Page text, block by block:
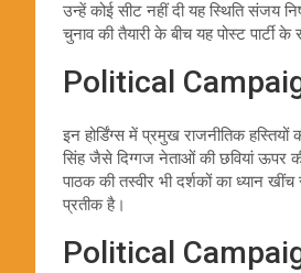
उन्हें कोई सीट नहीं दी यह स्थिति संजय
चुनाव की तैयारी के बीच यह पोस्ट पार्टी
Political
इन होर्डिंग्स में प्रमुख राजनीतिक
सिंह जैसे दिग्गज नेताओं की छवियां ऊपर
पाठक की तस्वीर भी दर्शकों का ध्यान
प्रतीक है।
Political